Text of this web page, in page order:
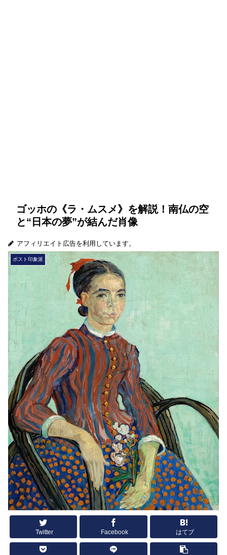
ゴッホの《ラ・ムスメ》を解説！南仏の空
と“日本の夢”が結んだ肖像
アフィリエイト広告を利用しています。
ポスト印象派
Twitter Facebook はてブ